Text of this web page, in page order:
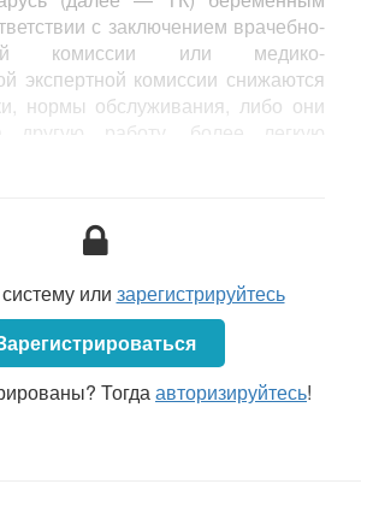
с заключением врачебно-
комиссии или медико-
экспертной комиссии снижаются
нормы обслуживания, либо они
другую работу, более легкую
воздействие вредных и (или)
(«легкий труд»), на которую
перевести беременную
работы определяется
от конкретных условий работы
или зарегистрируйтесь
Тогдаавторизируйтесь!